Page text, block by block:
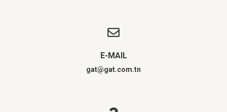
E-MAIL
gat@gat.com.tn